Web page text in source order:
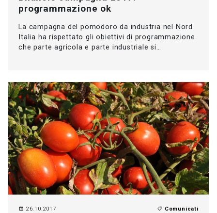
programmazione ok
La campagna del pomodoro da industria nel Nord
Italia ha rispettato gli obiettivi di programmazione
che parte agricola e parte industriale si…
26.10.2017 Comunicati